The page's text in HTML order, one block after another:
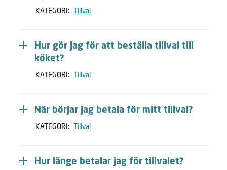
KATEGORI: Tillval
Hur gör jag för att beställa tillval till
köket?
KATEGORI: Tillval
När börjar jag betala för mitt tillval?
KATEGORI: Tillval
Hur länge betalar jag för tillvalet?